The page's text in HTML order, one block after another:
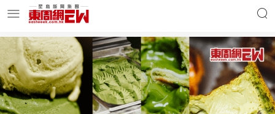
明星名人 時事財經